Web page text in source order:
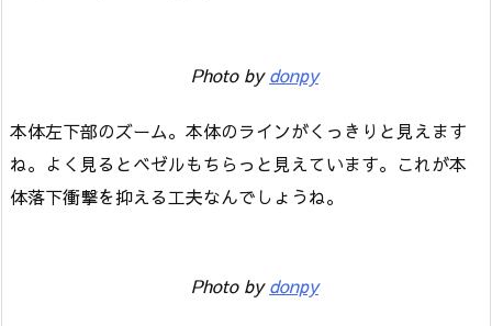
Photo bydonpy
本体左下部のズーム。本体のラインがくっきりと見えます
ね。よく見るとベゼルもちらっと見えています。これが本
体落下衝撃を抑える工夫なんでしょうね。
Photo bydonpy